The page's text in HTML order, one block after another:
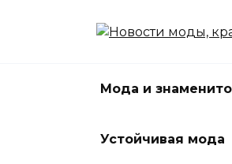
Мода и
Устойчивая мода